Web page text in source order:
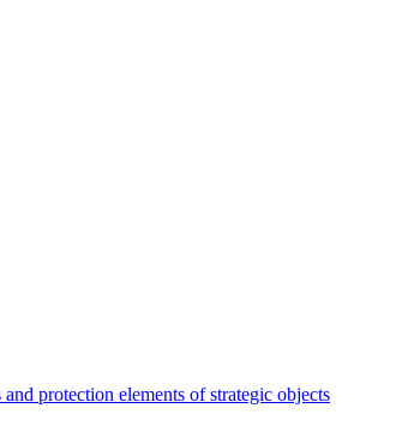
protection elements of strategic objects